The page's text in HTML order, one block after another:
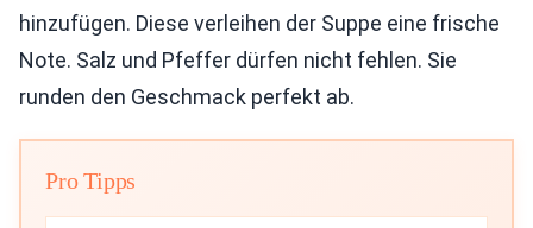
hinzufügen. Diese verleihen der Suppe eine frische
Note. Salz und Pfeffer dürfen nicht fehlen. Sie
runden den Geschmack perfekt ab.
Pro Tipps